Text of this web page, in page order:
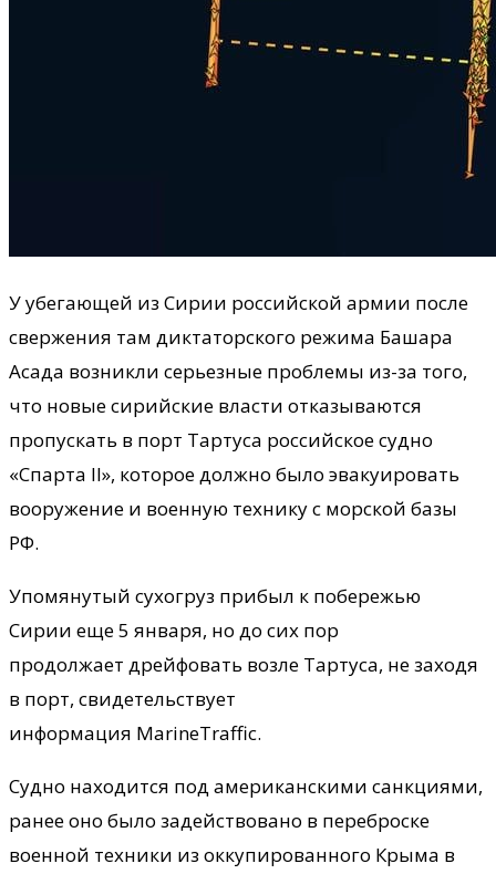
У убегающей из Сирии российской армии после
свержения там диктаторского режима Башара
Асада возникли серьезные проблемы из-за того,
что новые сирийские власти отказываются
пропускать в порт Тартуса российское судно
«Спарта II», которое должно было эвакуировать
вооружение и военную технику с морской базы
РФ.
Упомянутый сухогруз прибыл к побережью
Сирии еще 5 января, но до сих пор
продолжает дрейфовать возле Тартуса, не заходя
в порт, свидетельствует
информация MarineTraffic.
Судно находится под американскими санкциями,
ранее оно было задействовано в переброске
военной техники из оккупированного Крыма в